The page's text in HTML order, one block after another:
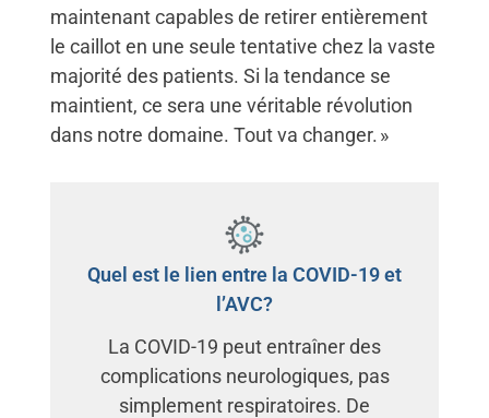
maintenant capables de retirer entièrement
le caillot en une seule tentative chez la vaste
majorité des patients. Si la tendance se
maintient, ce sera une véritable révolution
dans notre domaine. Tout va changer. »
Quel est le lien entre la COVID-19 et
l’AVC?
La COVID-19 peut entraîner des
complications neurologiques, pas
simplement respiratoires. De